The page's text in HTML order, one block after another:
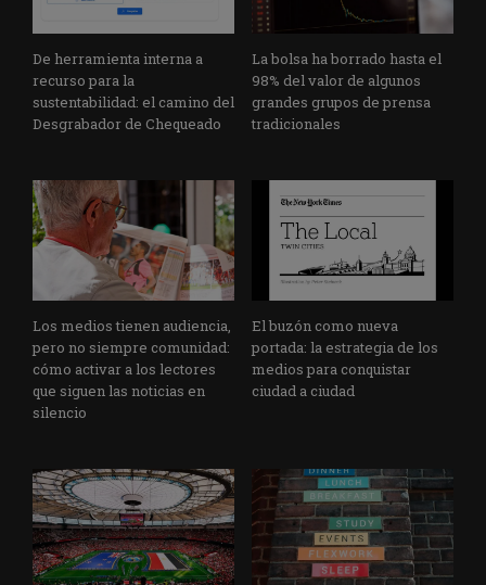
De herramienta interna a
recurso para la
sustentabilidad: el camino del
Desgrabador de Chequeado
La bolsa ha borrado hasta el
98% del valor de algunos
grandes grupos de prensa
tradicionales
Los medios tienen audiencia,
pero no siempre comunidad:
cómo activar a los lectores
que siguen las noticias en
silencio
El buzón como nueva
portada: la estrategia de los
medios para conquistar
ciudad a ciudad